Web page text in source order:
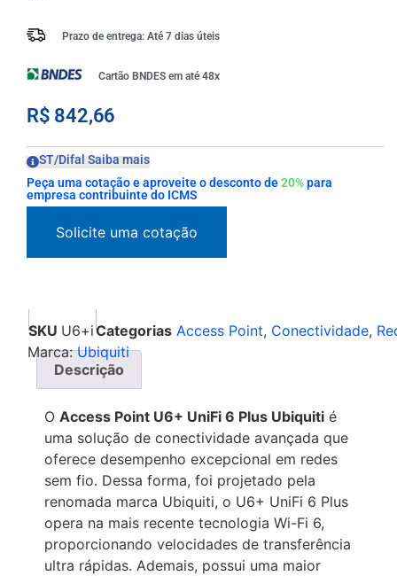
Prazo de entrega: Até 7 dias úteis
Cartão BNDES em até 48x
R$ 842,66
ST/Difal Saiba mais
Peça uma cotação e aproveite o desconto de20%para
empresa contribuinte do ICMS
SKU U6+iCategorias Access Point, Conectividade,
Marca:Ubiquiti
Descrição
O Access Point U6+ UniFi 6 Plus Ubiquiti é
uma solução de conectividade avançada que
oferece desempenho excepcional em redes
sem fio. Dessa forma, foi projetado pela
renomada marca Ubiquiti, o U6+ UniFi 6 Plus
opera na mais recente tecnologia Wi-Fi 6,
proporcionando velocidades de transferência
ultra rápidas. Ademais, possui uma maior